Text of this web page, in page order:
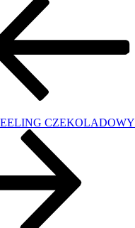
CZEKOLADOWY